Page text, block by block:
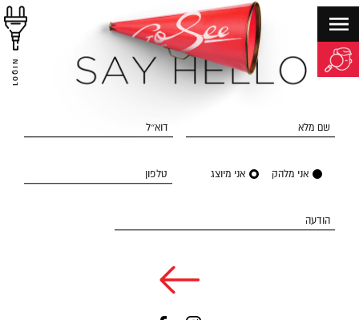
LOGIN
שם מלא דוא״ל
אני מלהק אני מיוצג טלפון
הודעה